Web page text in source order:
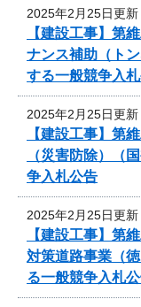
2025年2月25日更新
【建設工事】
ナンス補助（ト
する一般競争入
2025年2月25日更新
【建設工事】第
（災害防除）（
争入札公告
2025年2月25日更新
【建設工事】第
対策道路事業（
る一般競争入札